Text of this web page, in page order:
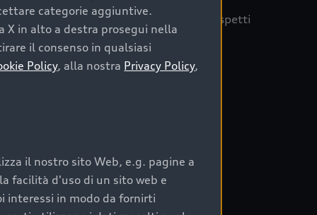
sicuro, è essenziale considerare aspetti
Prima Scelta :plus
nel tempo;
categorie aggiuntive.
in alto a destra prosegui nella
il consenso in qualsiasi
Policy, alla nostra Privacy Policy,
il nostro sito Web, e.g. pagine a
facilità d'uso di un sito web e
interessi in modo da fornirti